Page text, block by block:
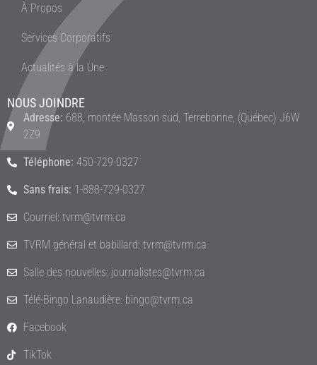
À Propos
Services Corporatifs
Actualités à la Une
NOUS JOINDRE
Adresse: 688, montée Masson sud, Terrebonne, (Québec) J6W
2Z9
Téléphone: 450-729-0327
Sans frais: 1-888-729-0327
Courriel: tvrm@tvrm.ca
TVRM général et babillard: tvrm@tvrm.ca
Salle des nouvelles: journalistes@tvrm.ca
Télé-Bingo Lanaudière: bingo@tvrm.ca
Facebook
TikTok